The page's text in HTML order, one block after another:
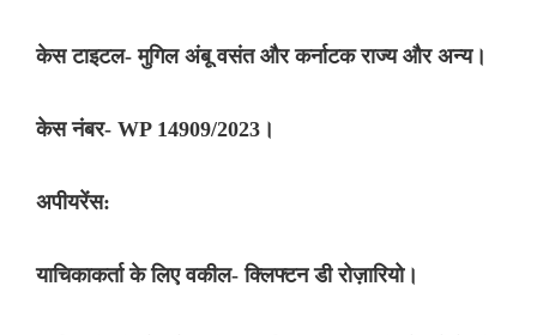
केस टाइटल- मुगिल अंबू वसंत और कर्नाटक राज्य और अन्य।
केस नंबर- WP 14909/2023।
अपीयरेंस:
याचिकाकर्ता के लिए वकील- क्लिफ्टन डी रोज़ारियो।